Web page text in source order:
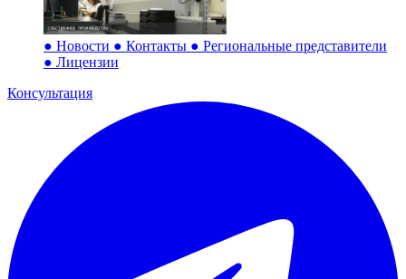
● Новости ● Контакты ● Региональные представители
● Лицензии
Консультация